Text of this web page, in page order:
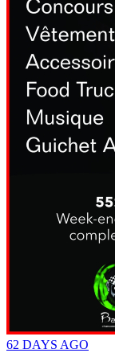
62 DAYS AGO